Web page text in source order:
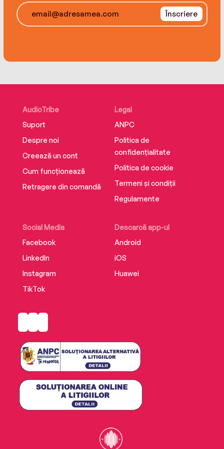
Înscriere
AudioTribe
Suport
Despre noi
Creează un cont
Cum funcționează
Retragere din comandă
Social Media
Facebook
LinkedIn
Instagram
TikTok
Descarcă app-ul
Android
iOS
Huawei
Legal
ANPC
Politica de
confidențialitate
Politica de cookie
Termeni și condiții
Regulamente